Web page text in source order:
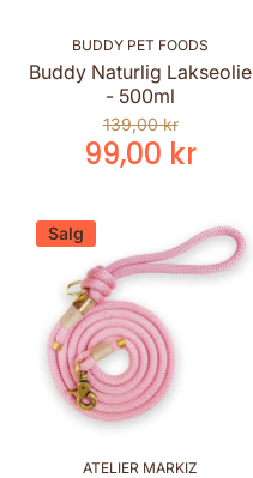
BUDDY PET FOODS
Buddy Naturlig Lakseolie
- 500ml
139,00 kr
99,00 kr
Salg
ATELIER MARKIZ